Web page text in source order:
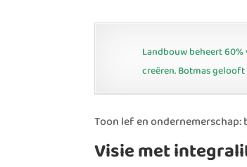
Landbouw beheert
creëren. Botmas
Toon lef en
Visiemet